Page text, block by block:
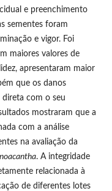
e preenchimento
sementes foram
e vigor. Foi
maiores valores de
apresentaram maior
que os danos
direta com o seu
mostraram que a
com a análise
na avaliação da
. A integridade
relacionada à
de diferentes lotes